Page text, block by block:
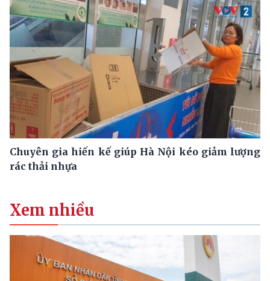
Chuyên gia hiến kế giúp Hà Nội kéo giảm lượng
rác thải nhựa
Xem nhiều